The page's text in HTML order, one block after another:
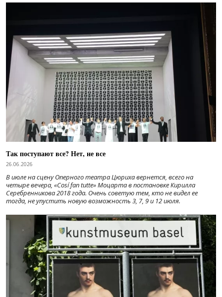
Так поступают все? Нет, не все
26.06.2026
В июле на сцену Оперного театра Цюриха вернется, всего на
четыре вечера, «Cosí fan tutte» Моцарта в постановке Кирилла
Серебренникова 2018 года. Очень советую тем, кто не видел ее
тогда, не упустить новую возможность 3, 7, 9 и 12 июля.